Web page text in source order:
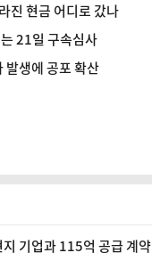
진 현금 어디로 갔나
21일 구속심사
생에 공포 확산
기업과 115억 공급 계약